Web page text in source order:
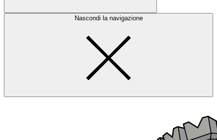
Nascondi la navigazione